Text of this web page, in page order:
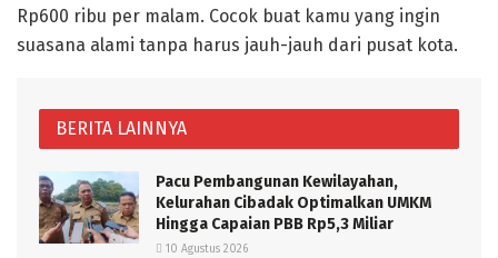
Rp600 ribu per malam. Cocok buat kamu yang ingin
suasana alami tanpa harus jauh-jauh dari pusat kota.
BERITA LAINNYA
Pacu Pembangunan Kewilayahan,
Kelurahan Cibadak Optimalkan UMKM
Hingga Capaian PBB Rp5,3 Miliar
10 Agustus 2026